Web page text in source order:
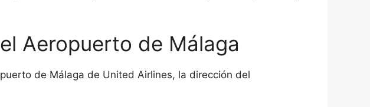
Aeropuerto de Málaga
de Málaga de United Airlines, la dirección del